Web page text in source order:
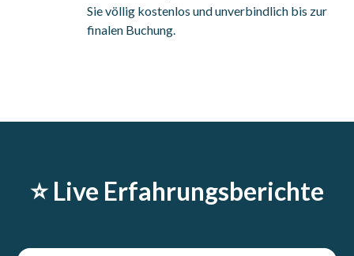
Sie völlig kostenlos und unverbindlich bis zur
finalen Buchung.
⭐️ Live Erfahrungsberichte